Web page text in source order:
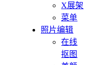
X展架
菜单
照片编辑
在线
抠图